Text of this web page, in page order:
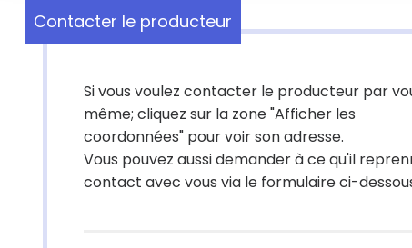
Contacter le producteur
Si vous voulez contacter le producteur par
même; cliquez sur la zone "Afficher les
coordonnées" pour voir son adresse.
Vous pouvez aussi demander à ce qu'il
contact avec vous via le formulaire ci-